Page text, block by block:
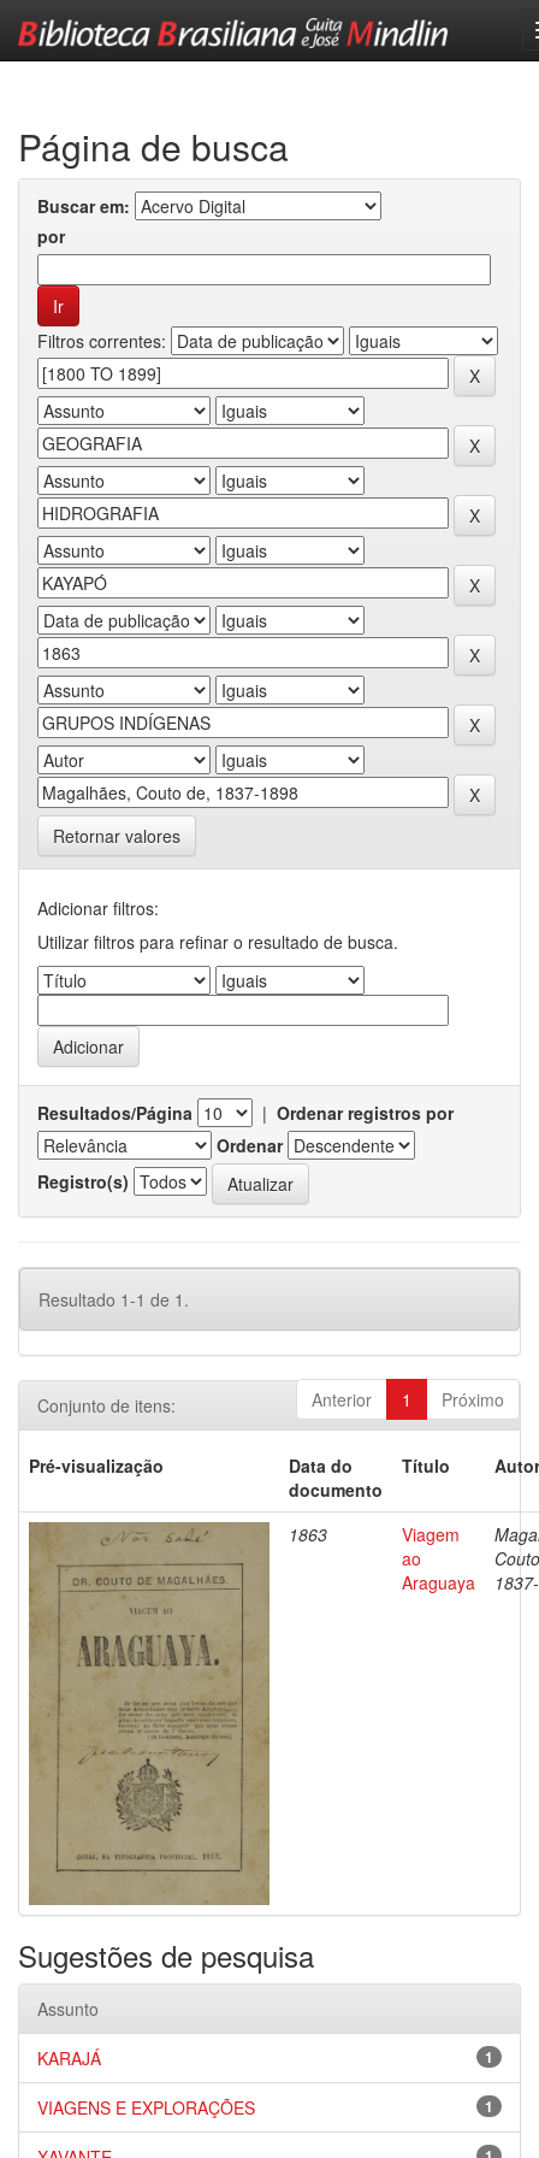
Página de busca
Buscar em:
por
Filtros correntes:
Retornar valores
Adicionar filtros:
Utilizar filtros para refinar o resultado de busca.
Resultados/Página | Ordenar registros por
Ordenar
Registro(s)
Resultado 1-1 de 1.
Anterior 1 Próximo
Conjunto de itens:
Pré-visualização
Data do
documento
Título
1863
Viagem
ao
Araguaya
Sugestões de pesquisa
Assunto
1
KARAJÁ
1
VIAGENS E EXPLORAÇÕES